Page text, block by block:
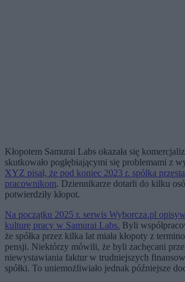
Kłopotem Samurai Labs okazała się
skutkowało pogłębiającymi się problemami z
XYZ pisał, że pod koniec 2023 r. spółka
pracownikom. Dziennikarze dotarli do kilku
potwierdziły kłopot.
Na początku 2025 r. serwis Wyborcza.pl
kulturę pracy w Samurai Labs. Byli
że spółka przez kilka lat miała kłopoty z
pensji. Niektórzy mówili, że byli zachęcani
niewystawiania faktur w trudniejszych
spółki. To uniemożliwiało jednak późniejsze